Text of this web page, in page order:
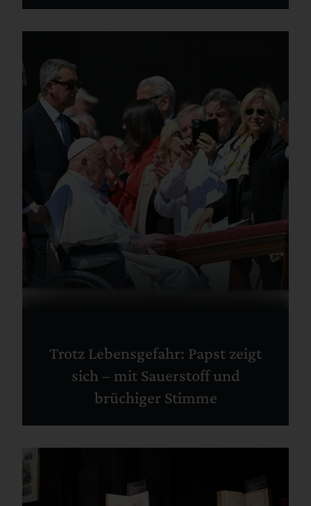
Trotz Lebensgefahr: Papst zeigt
sich – mit Sauerstoff und
brüchiger Stimme